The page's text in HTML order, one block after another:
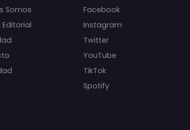
Somos
Facebook
Instagram
Twitter
YouTube
TikTok
Spotify